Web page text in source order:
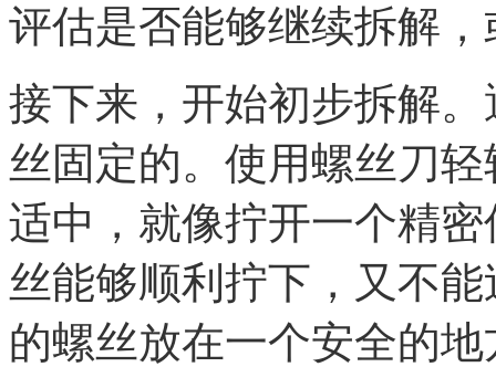
评估是否能够继续拆解
接下来，开始初步拆解
丝固定的。使用螺丝刀
适中，就像拧开一个精
丝能够顺利拧下，又不
的螺丝放在一个安全的